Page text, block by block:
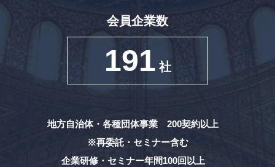
会員企業数
191 社
地方自治体・各種団体事業 200契約以上
※再委託・セミナー含む
企業研修・セミナー年間100回以上